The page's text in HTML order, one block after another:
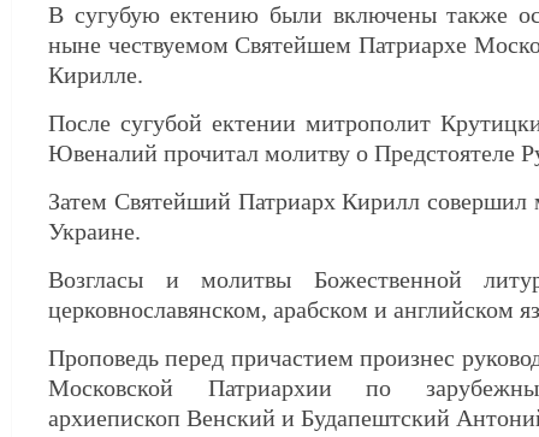
В сугубую ектению были включены также
ныне чествуемом Святейшем Патриархе
Кирилле.
После сугубой ектении митрополит
Ювеналий прочитал молитву о Предстоятеле
Затем Святейший Патриарх Кирилл совершил
Украине.
Возгласы и молитвы Божественной
церковнославянском, арабском и английском
Проповедь перед причастием произнес
Московской Патриархии по
архиепископ Венский и Будапештский